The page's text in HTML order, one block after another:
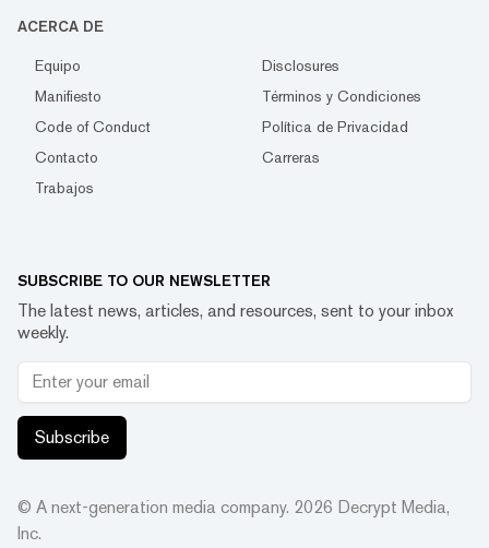
ACERCA DE
Equipo
Disclosures
Manifiesto
Términos y Condiciones
Code of Conduct
Política de Privacidad
Contacto
Carreras
Trabajos
SUBSCRIBE TO OUR NEWSLETTER
The latest news, articles, and resources, sent to your inbox
weekly.
Subscribe
© A next-generation media company. 2026 Decrypt Media,
Inc.